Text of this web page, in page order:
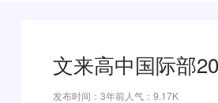
文来高中国际部
发布时间：3年前人气：9.17K